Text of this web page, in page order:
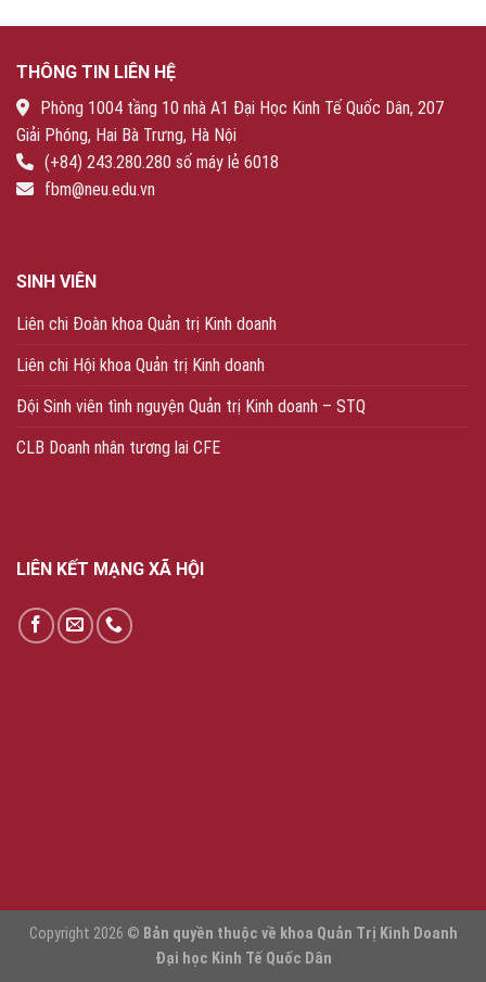
THÔNG TIN LIÊN HỆ
Phòng 1004 tầng 10 nhà A1 Đại Học Kinh Tế Quốc Dân, 207
Giải Phóng, Hai Bà Trưng, Hà Nội
(+84) 243.280.280 số máy lẻ 6018
fbm@neu.edu.vn
SINH VIÊN
Liên chi Đoàn khoa Quản trị Kinh doanh
Liên chi Hội khoa Quản trị Kinh doanh
Đội Sinh viên tình nguyện Quản trị Kinh doanh – STQ
CLB Doanh nhân tương lai CFE
LIÊN KẾT MẠNG XÃ HỘI
Copyright 2026 © Bản quyền thuộc về khoa Quản Trị Kinh Doanh
Đại học Kinh Tế Quốc Dân